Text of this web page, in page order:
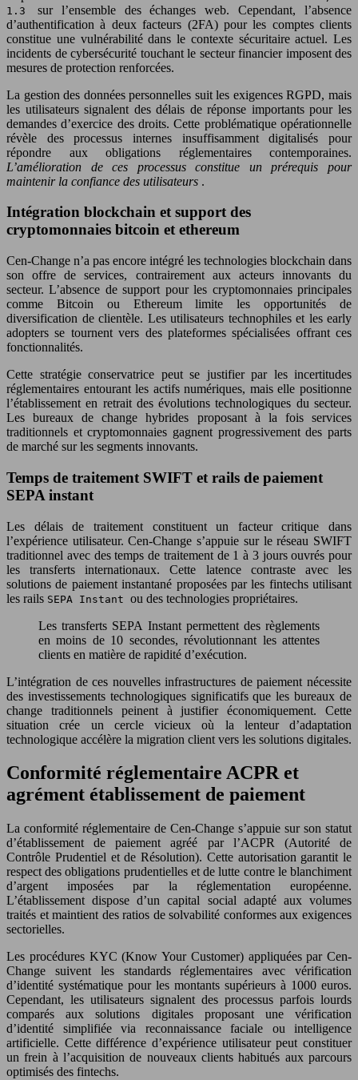
1.3 sur l’ensemble des échanges web. Cependant, l’absence
d’authentification à deux facteurs (2FA) pour les comptes clients
constitue une vulnérabilité dans le contexte sécuritaire actuel. Les
incidents de cybersécurité touchant le secteur financier imposent des
mesures de protection renforcées.
La gestion des données personnelles suit les exigences RGPD, mais
les utilisateurs signalent des délais de réponse importants pour les
demandes d’exercice des droits. Cette problématique opérationnelle
révèle des processus internes insuffisamment digitalisés pour
répondre aux obligations réglementaires contemporaines.
L’amélioration de ces processus constitue un prérequis pour
maintenir la confiance des utilisateurs .
Intégration blockchain et support des
cryptomonnaies bitcoin et ethereum
Cen-Change n’a pas encore intégré les technologies blockchain dans
son offre de services, contrairement aux acteurs innovants du
secteur. L’absence de support pour les cryptomonnaies principales
comme Bitcoin ou Ethereum limite les opportunités de
diversification de clientèle. Les utilisateurs technophiles et les early
adopters se tournent vers des plateformes spécialisées offrant ces
fonctionnalités.
Cette stratégie conservatrice peut se justifier par les incertitudes
réglementaires entourant les actifs numériques, mais elle positionne
l’établissement en retrait des évolutions technologiques du secteur.
Les bureaux de change hybrides proposant à la fois services
traditionnels et cryptomonnaies gagnent progressivement des parts
de marché sur les segments innovants.
Temps de traitement SWIFT et rails de paiement
SEPA instant
Les délais de traitement constituent un facteur critique dans
l’expérience utilisateur. Cen-Change s’appuie sur le réseau SWIFT
traditionnel avec des temps de traitement de 1 à 3 jours ouvrés pour
les transferts internationaux. Cette latence contraste avec les
solutions de paiement instantané proposées par les fintechs utilisant
les rails SEPA Instant ou des technologies propriétaires.
Les transferts SEPA Instant permettent des règlements
en moins de 10 secondes, révolutionnant les attentes
clients en matière de rapidité d’exécution.
L’intégration de ces nouvelles infrastructures de paiement nécessite
des investissements technologiques significatifs que les bureaux de
change traditionnels peinent à justifier économiquement. Cette
situation crée un cercle vicieux où la lenteur d’adaptation
technologique accélère la migration client vers les solutions digitales.
Conformité réglementaire ACPR et
agrément établissement de paiement
La conformité réglementaire de Cen-Change s’appuie sur son statut
d’établissement de paiement agréé par l’ACPR (Autorité de
Contrôle Prudentiel et de Résolution). Cette autorisation garantit le
respect des obligations prudentielles et de lutte contre le blanchiment
d’argent imposées par la réglementation européenne.
L’établissement dispose d’un capital social adapté aux volumes
traités et maintient des ratios de solvabilité conformes aux exigences
sectorielles.
Les procédures KYC (Know Your Customer) appliquées par Cen-
Change suivent les standards réglementaires avec vérification
d’identité systématique pour les montants supérieurs à 1000 euros.
Cependant, les utilisateurs signalent des processus parfois lourds
comparés aux solutions digitales proposant une vérification
d’identité simplifiée via reconnaissance faciale ou intelligence
artificielle. Cette différence d’expérience utilisateur peut constituer
un frein à l’acquisition de nouveaux clients habitués aux parcours
optimisés des fintechs.